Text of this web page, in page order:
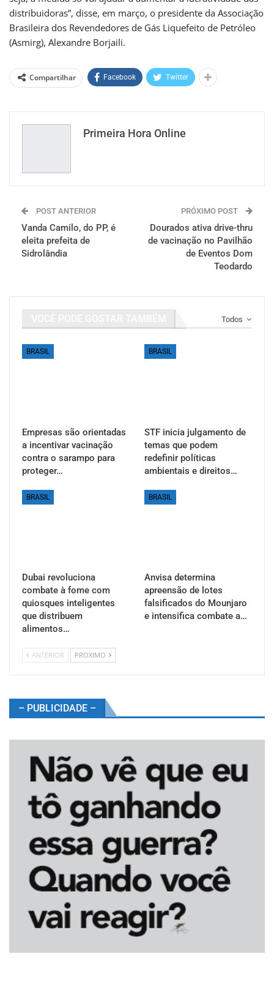
distribuidoras”, disse, em março, o presidente da Associação
Brasileira dos Revendedores de Gás Liquefeito de Petróleo
(Asmirg), Alexandre Borjaili.
Compartilhar Facebook Twitter
Primeira Hora Online
POST ANTERIOR
Vanda Camilo, do PP, é
eleita prefeita de
Sidrolândia
PRÓXIMO POST
Dourados ativa drive-thru
de vacinação no Pavilhão
de Eventos Dom
Teodardo
Todos
BRASIL
Empresas são orientadas
a incentivar vacinação
contra o sarampo para
proteger…
BRASIL
STF inicia julgamento de
temas que podem
redefinir políticas
ambientais e direitos…
BRASIL
Dubai revoluciona
combate à fome com
quiosques inteligentes
que distribuem
alimentos…
BRASIL
Anvisa determina
apreensão de lotes
falsificados do Mounjaro
e intensifica combate a…
ANTERIOR PROXIMO
– PUBLICIDADE –